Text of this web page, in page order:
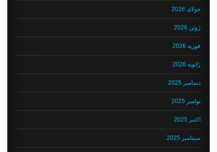
جولای 2026
ژوئن 2026
فوریه 2026
ژانویه 2026
دسامبر 2025
نوامبر 2025
اکتبر 2025
سپتامبر 2025